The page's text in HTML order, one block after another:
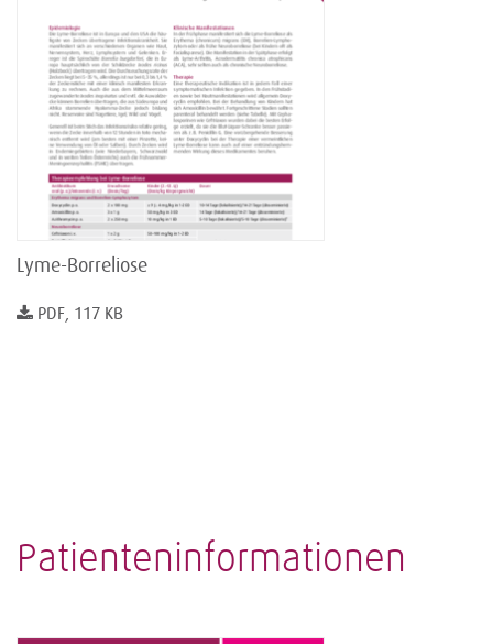
Lyme-Borreliose
PDF, 117 KB
Patienteninformationen